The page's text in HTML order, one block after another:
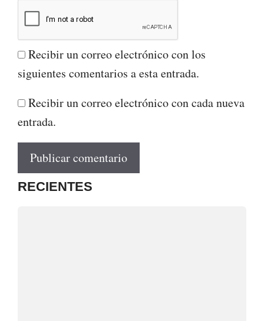
Recibir un correo electrónico con los
siguientes comentarios a esta entrada.
Recibir un correo electrónico con cada nueva
entrada.
RECIENTES